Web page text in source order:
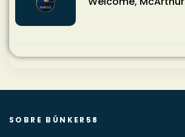
SOBRE BÚNKER58